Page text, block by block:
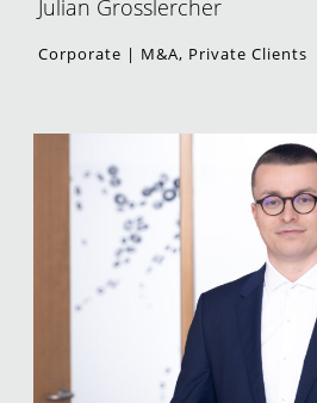
Julian Grosslercher
Corporate | M&A, Private Clients